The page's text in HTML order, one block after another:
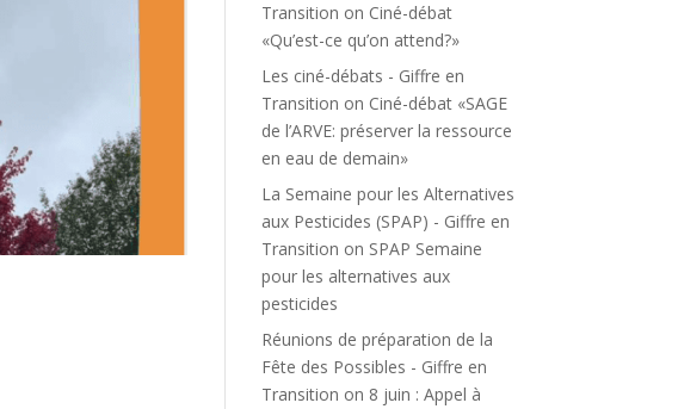
Transition on Ciné-débat
«Qu’est-ce qu’on attend?»
Les ciné-débats - Giffre en
Transition on Ciné-débat «SAGE
de l’ARVE: préserver la ressource
en eau de demain»
La Semaine pour les Alternatives
aux Pesticides (SPAP) - Giffre en
Transition on SPAP Semaine
pour les alternatives aux
pesticides
Réunions de préparation de la
Fête des Possibles - Giffre en
Transition on 8 juin : Appel à